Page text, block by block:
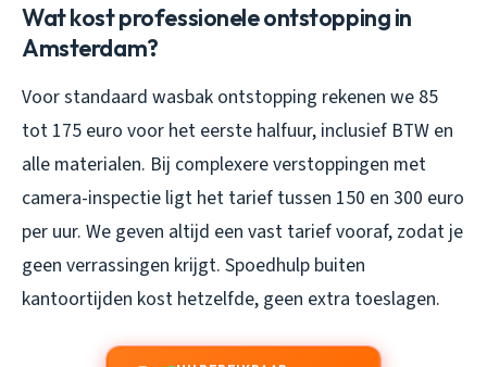
Wat kost professionele ontstopping in
Amsterdam?
Voor standaard wasbak ontstopping rekenen we 85
tot 175 euro voor het eerste halfuur, inclusief BTW en
alle materialen. Bij complexere verstoppingen met
camera-inspectie ligt het tarief tussen 150 en 300 euro
per uur. We geven altijd een vast tarief vooraf, zodat je
geen verrassingen krijgt. Spoedhulp buiten
kantoortijden kost hetzelfde, geen extra toeslagen.